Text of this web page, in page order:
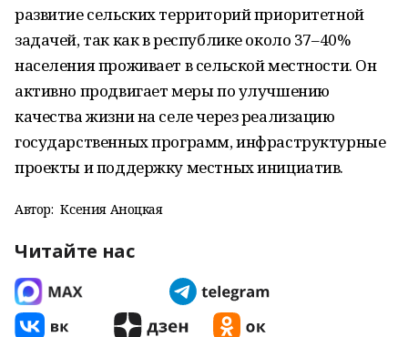
развитие сельских территорий приоритетной
задачей, так как в республике около 37–40%
населения проживает в сельской местности. Он
активно продвигает меры по улучшению
качества жизни на селе через реализацию
государственных программ, инфраструктурные
проекты и поддержку местных инициатив.
Автор: Ксения Аноцкая
Читайте нас